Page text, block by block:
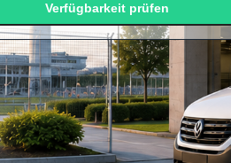
Verfügbarkeit prüfen